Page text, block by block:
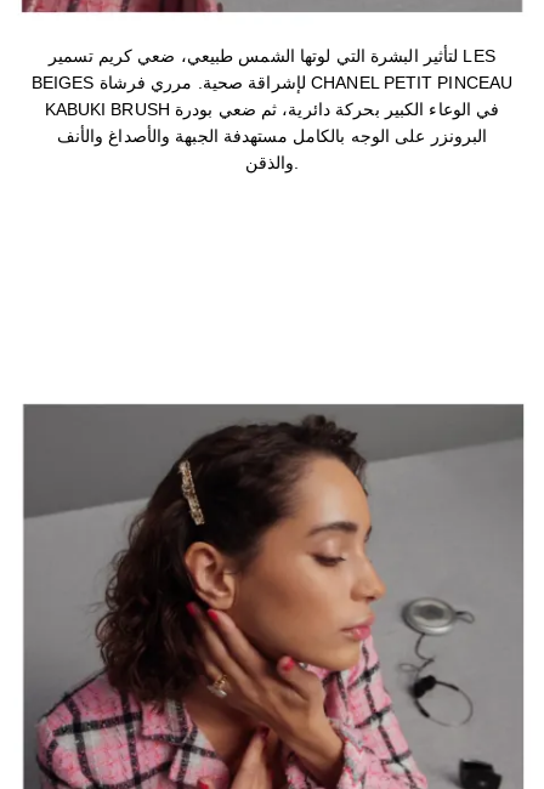
لتأثير البشرة التي لوتها الشمس طبيعي، ضعي كريم تسمير LES
BEIGES لإشراقة صحية. مرري فرشاة CHANEL PETIT PINCEAU
KABUKI BRUSH في الوعاء الكبير بحركة دائرية، ثم ضعي بودرة
البرونزر على الوجه بالكامل مستهدفة الجبهة والأصداغ والأنف